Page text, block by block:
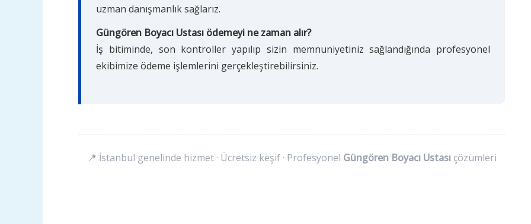
uzman danışmanlık sağlarız.
Güngören Boyacı Ustası ödemeyi ne zaman alır?
İş bitiminde, son kontroller yapılıp sizin memnuniyetiniz sağlandığında profesyonel
ekibimize ödeme işlemlerini gerçekleştirebilirsiniz.
📍 İstanbul genelinde hizmet · Ücretsiz keşif · Profesyonel Güngören Boyacı Ustasıçözümleri